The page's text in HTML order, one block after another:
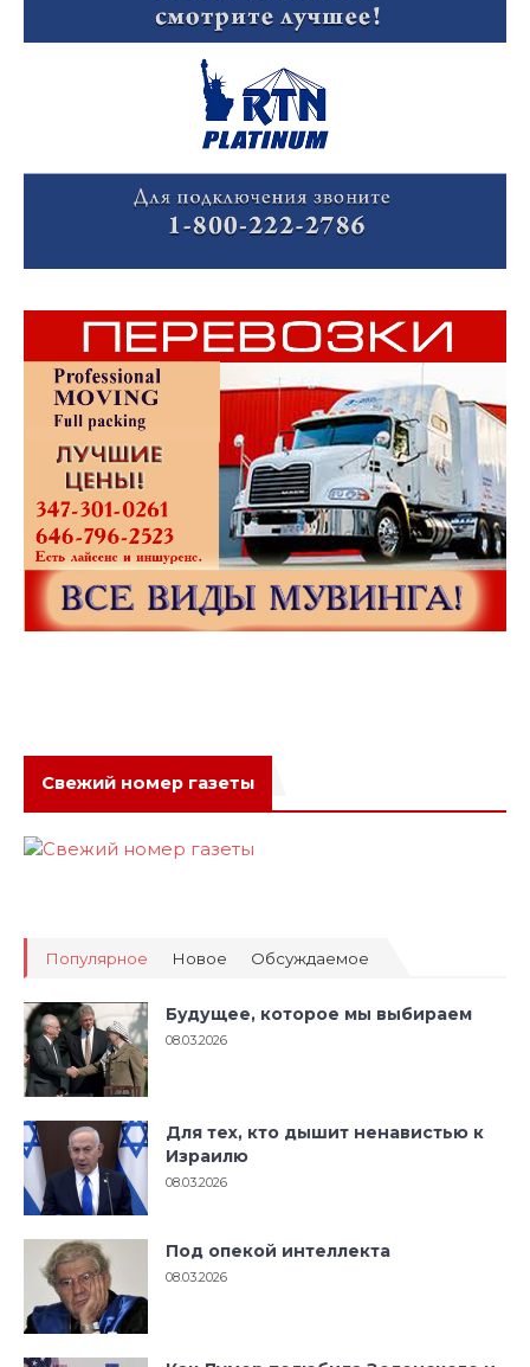
Свежий номер газеты
Популярное Новое Обсуждаемое
Будущее, которое мы выбираем
08.03.2026
Для тех, кто дышит ненавистью к
Израилю
08.03.2026
Под опекой интеллекта
08.03.2026